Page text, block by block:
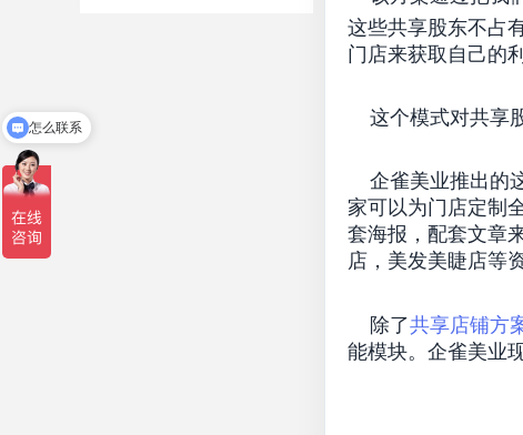
这些共享股东不占
门店来获取自己的
这个模式对共享
企雀美业推出的
家可以为门店定制
套海报，配套文章
店，美发美睫店等
除了共享店铺方
能模块。 企雀美业
怎么联系